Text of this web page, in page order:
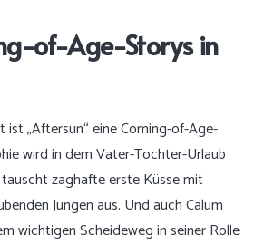
of-Age-Storys in
„Aftersun“ eine Coming-of-Age-
wird in dem Vater-Tochter-Urlaub
zaghafte erste Küsse mit
Jungen aus. Und auch Calum
wichtigen Scheideweg in seiner Rolle